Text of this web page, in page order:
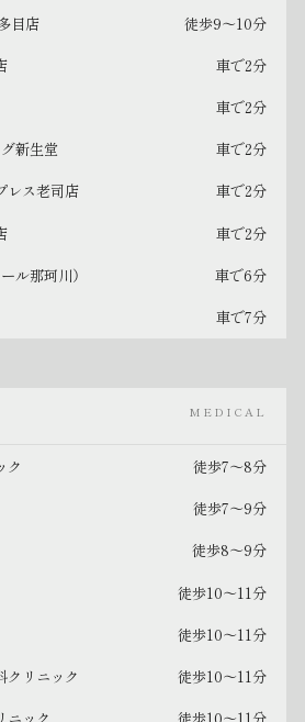
目店 徒歩9〜10分
車で2分
車で2分
新生堂 車で2分
レス老司店 車で2分
車で2分
ル那珂川） 車で6分
車で7分
MEDICAL
ク 徒歩7〜8分
徒歩7〜9分
徒歩8〜9分
徒歩10〜11分
徒歩10〜11分
クリニック 徒歩10〜11分